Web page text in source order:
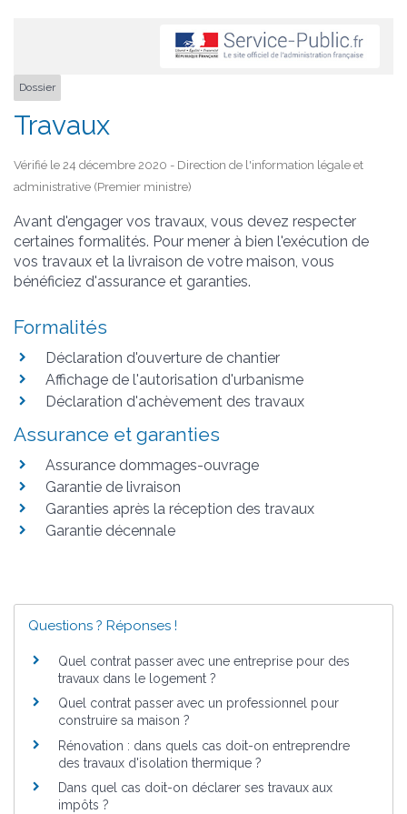
Dossier
Travaux
Vérifié le 24 décembre 2020 - Direction de l'information légale et
administrative (Premier ministre)
Avant d'engager vos travaux, vous devez respecter
certaines formalités. Pour mener à bien l'exécution de
vos travaux et la livraison de votre maison, vous
bénéficiez d'assurance et garanties.
Formalités
Déclaration d'ouverture de chantier
Affichage de l'autorisation d'urbanisme
Déclaration d'achèvement des travaux
Assurance et garanties
Assurance dommages-ouvrage
Garantie de livraison
Garanties après la réception des travaux
Garantie décennale
Questions ? Réponses !
Quel contrat passer avec une entreprise pour des
travaux dans le logement ?
Quel contrat passer avec un professionnel pour
construire sa maison ?
Rénovation : dans quels cas doit-on entreprendre
des travaux d'isolation thermique ?
Dans quel cas doit-on déclarer ses travaux aux
impôts ?